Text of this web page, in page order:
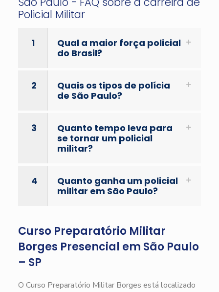
Policial Militar
1
Qual a maior força policial
do Brasil?
2
Quais os tipos de polícia
de São Paulo?
3
Quanto tempo leva para
se tornar um policial
militar?
4
Quanto ganha um policial
militar em São Paulo?
Curso Preparatório Militar
Borges Presencial em São Paulo
– SP
O Curso Preparatório Militar Borges está localizado